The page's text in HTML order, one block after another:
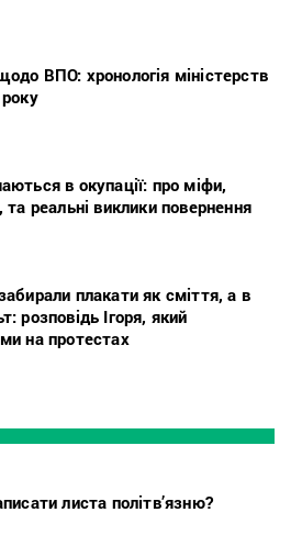
ВПО: хронологія міністерств
в окупації: про міфи,
та реальні виклики повернення
плакати як сміття, а в
розповідь Ігоря, який
на протестах
листа політв’язню?